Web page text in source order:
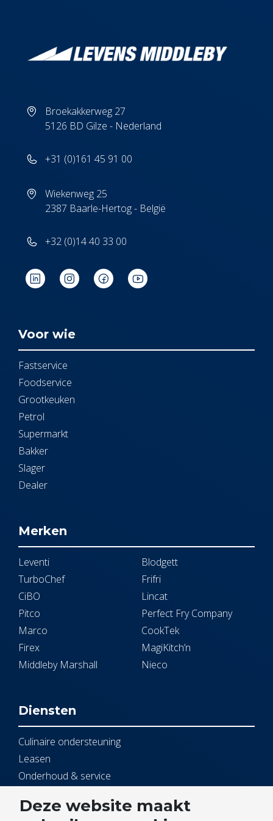
Broekakkerweg 27
5126 BD Gilze - Nederland
+31 (0)161 45 91 00
Wiekenweg 25
2387 Baarle-Hertog - België
+32 (0)14 40 33 00
Voor wie
Fastservice
Foodservice
Grootkeuken
Petrol
Supermarkt
Bakker
Slager
Dealer
Merken
Leventi
TurboChef
CiBO
Pitco
Marco
Firex
Middleby Marshall
Blodgett
Frifri
Lincat
Perfect Fry Company
CookTek
MagiKitch’n
Nieco
Diensten
Culinaire ondersteuning
Leasen
Onderhoud & service
Deze website maakt